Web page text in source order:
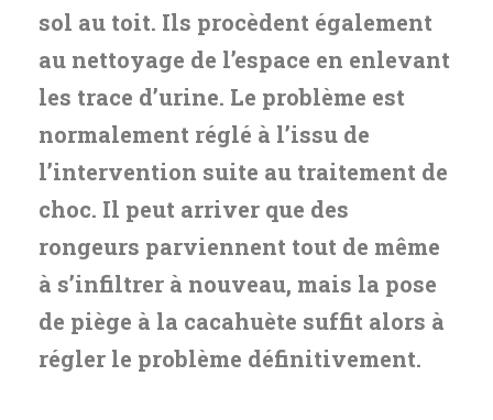
sol au toit. Ils procèdent également
au nettoyage de l’espace en enlevant
les trace d’urine. Le problème est
normalement réglé à l’issu de
l’intervention suite au traitement de
choc. Il peut arriver que des
rongeurs parviennent tout de même
à s’infiltrer à nouveau, mais la pose
de piège à la cacahuète suffit alors à
régler le problème définitivement.